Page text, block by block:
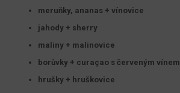
meruňky, ananas + vínovice
jahody + sherry
maliny + malinovice
borůvky + curaçao s červeným vínem
hrušky + hruškovice